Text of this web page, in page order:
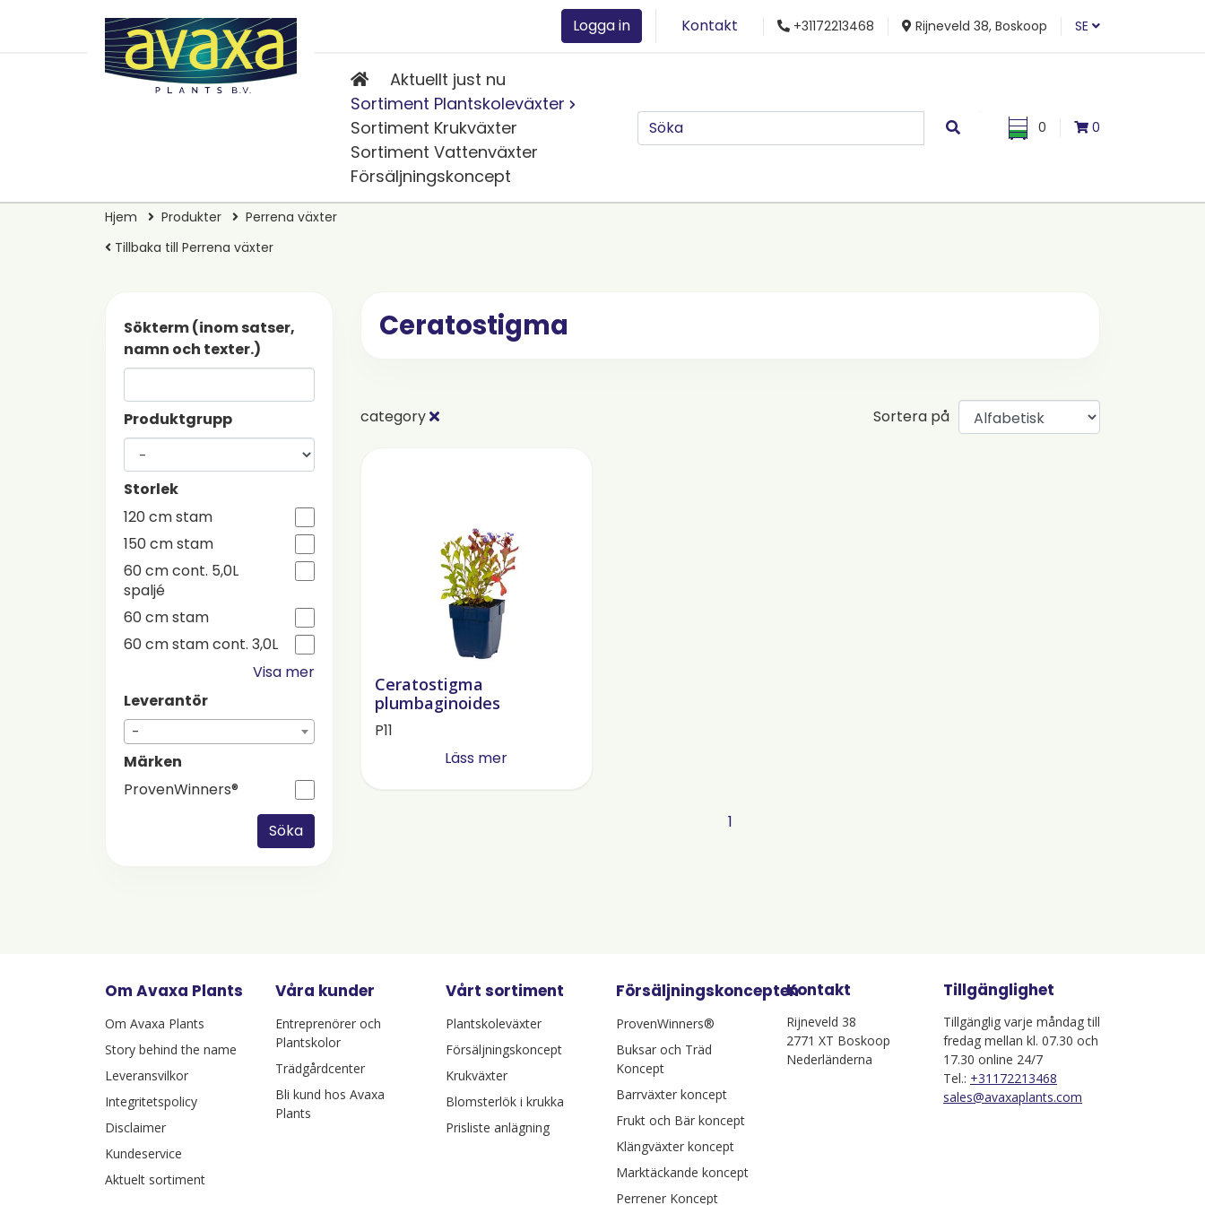
Logga in Kontakt +31172213468 Rijneveld 38, Boskoop SE
Aktuellt just nu
Sortiment Plantskoleväxter
Sortiment Krukväxter
Sortiment Vattenväxter
Försäljningskoncept
0 0
Hjem Produkter
Perrena växter
Tillbaka till Perrena växter
Sökterm (inom satser,
namn och texter.)
Produktgrupp
Storlek
120 cm stam
150 cm stam
60 cm cont. 5,0L
spaljé
60 cm stam
60 cm stam cont. 3,0L
Visa mer
Leverantör
-
Märken
ProvenWinners®
Söka
Ceratostigma
category Sortera på
Ceratostigma
plumbaginoides
P11
Läss mer
1
Om Avaxa Plants
Om Avaxa Plants
Story behind the name
Leveransvilkor
Integritetspolicy
Disclaimer
Kundeservice
Aktuelt sortiment
Våra kunder
Entreprenörer och
Plantskolor
Trädgårdcenter
Bli kund hos Avaxa
Plants
Vårt sortiment
Plantskoleväxter
Försäljningskoncept
Krukväxter
Blomsterlök i krukka
Prisliste anlägning
Försäljningskoncepten
ProvenWinners®
Buksar och Träd
Koncept
Barrväxter koncept
Frukt och Bär koncept
Klängväxter koncept
Marktäckande koncept
Perrener Koncept
Kontakt
Rijneveld 38
2771 XT Boskoop
Nederländerna
Tillgänglighet
Tillgänglig varje måndag till
fredag mellan kl. 07.30 och
17.30 online 24/7
Tel.: +31172213468
sales@avaxaplants.com